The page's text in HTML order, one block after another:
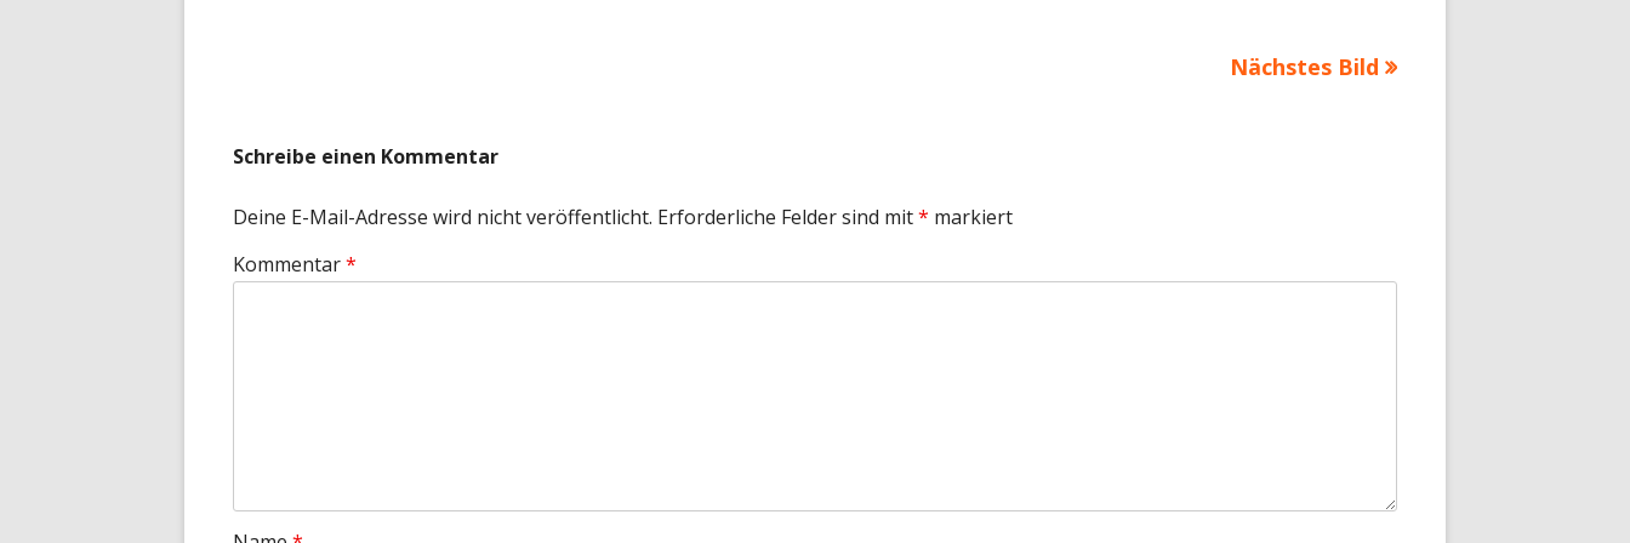
Nächstes Bild
Schreibe einen Kommentar
Deine E-Mail-Adresse wird nicht veröffentlicht. Erforderliche Felder sind mit* markiert
Kommentar*